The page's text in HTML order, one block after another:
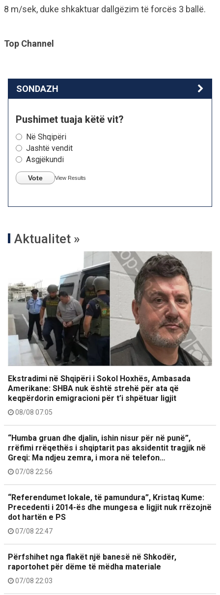
8 m/sek, duke shkaktuar dallgëzim të forcës 3 ballë.
Top Channel
SONDAZH
Pushimet tuaja këtë vit?
Në Shqipëri
Jashtë vendit
Asgjëkundi
Vote View Results
Aktualitet »
Ekstradimi në Shqipëri i Sokol Hoxhës, Ambasada
Amerikane: SHBA nuk është strehë për ata që
keqpërdorin emigracioni për t’i shpëtuar ligjit
08/08 07:05
“Humba gruan dhe djalin, ishin nisur për në punë”,
rrëfimi rrëqethës i shqiptarit pas aksidentit tragjik në
Greqi: Ma ndjeu zemra, i mora në telefon…
07/08 22:56
“Referendumet lokale, të pamundura”, Kristaq Kume:
Precedenti i 2014-ës dhe mungesa e ligjit nuk rrëzojnë
dot hartën e PS
07/08 22:47
Përfshihet nga flakët një banesë në Shkodër,
raportohet për dëme të mëdha materiale
07/08 22:03